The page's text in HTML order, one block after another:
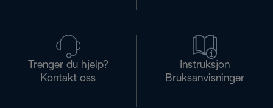
Trenger du hjelp?
Kontakt oss
Instruksjon
Bruksanvisninger